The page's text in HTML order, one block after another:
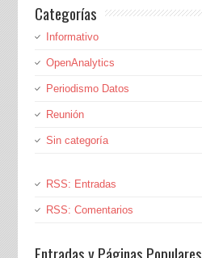
Categorías
Informativo
OpenAnalytics
Periodismo Datos
Reunión
Sin categoría
RSS: Entradas
RSS: Comentarios
Entradas y Páginas Populares